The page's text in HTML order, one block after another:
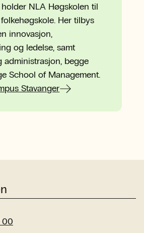
holder NLA Høgskolen til
Her tilbys
innovasjon,
og ledelse, samt
administrasjon, begge
School of Management.
Stavanger
00